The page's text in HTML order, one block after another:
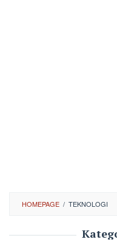
HOMEPAGE / TEKNOLOGI